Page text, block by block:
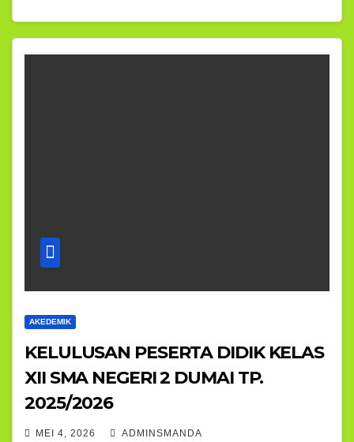
AKEDEMIK
KELULUSAN PESERTA DIDIK KELAS
XII SMA NEGERI 2 DUMAI TP.
2025/2026
MEI 4, 2026 ADMINSMANDA